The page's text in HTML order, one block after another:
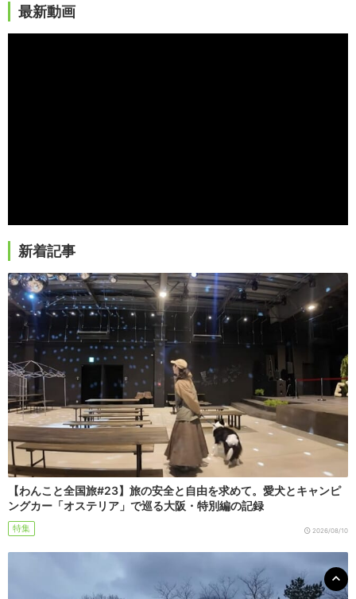
最新動画
新着記事
【わんこと全国旅#23】旅の安全と自由を求めて。愛犬とキャンピ
ングカー「オステリア」で巡る大阪・特別編の記録
特集 2026/08/10